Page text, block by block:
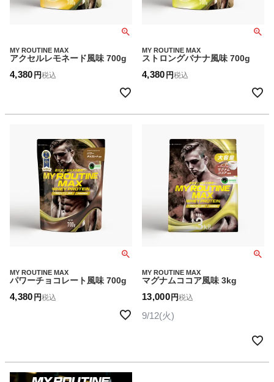
MY ROUTINE MAX
アクセルレモネード風味 700g
4,380 税込
MY ROUTINE MAX
ストロングバナナ風味 700g
4,380 税込
MY ROUTINE MAX
パワーチョコレート風味 700g
4,380 税込
MY ROUTINE MAX
マグナムココア風味 3kg
13,000 税込
9/12(火)